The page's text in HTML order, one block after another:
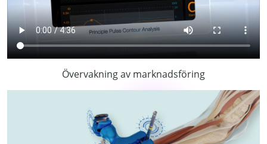
Övervakning av marknadsföring